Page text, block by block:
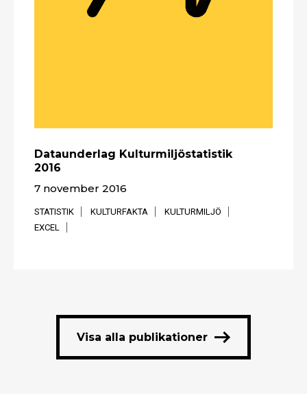
Dataunderlag Kulturmiljöstatistik
2016
7 november 2016
STATISTIK KULTURFAKTA
KULTURMILJÖ
EXCEL
Visa alla publikationer